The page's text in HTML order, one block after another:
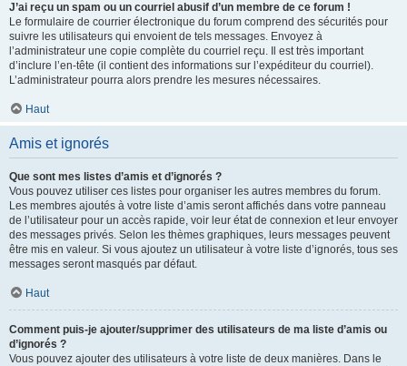
J’ai reçu un spam ou un courriel abusif d’un membre de ce forum !
Le formulaire de courrier électronique du forum comprend des sécurités pour
suivre les utilisateurs qui envoient de tels messages. Envoyez à
l’administrateur une copie complète du courriel reçu. Il est très important
d’inclure l’en-tête (il contient des informations sur l’expéditeur du courriel).
L’administrateur pourra alors prendre les mesures nécessaires.
Haut
Amis et ignorés
Que sont mes listes d’amis et d’ignorés ?
Vous pouvez utiliser ces listes pour organiser les autres membres du forum.
Les membres ajoutés à votre liste d’amis seront affichés dans votre panneau
de l’utilisateur pour un accès rapide, voir leur état de connexion et leur envoyer
des messages privés. Selon les thèmes graphiques, leurs messages peuvent
être mis en valeur. Si vous ajoutez un utilisateur à votre liste d’ignorés, tous ses
messages seront masqués par défaut.
Haut
Comment puis-je ajouter/supprimer des utilisateurs de ma liste d’amis ou
d’ignorés ?
Vous pouvez ajouter des utilisateurs à votre liste de deux manières. Dans le